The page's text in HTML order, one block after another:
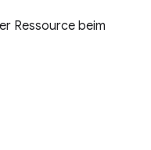
Ressource beim